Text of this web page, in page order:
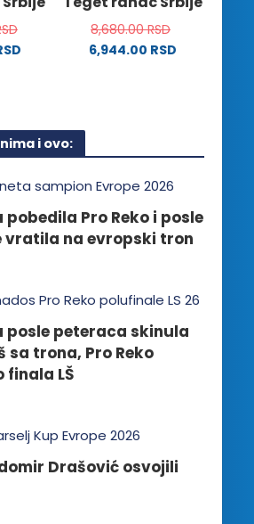
proizvoda.
8,680.00RSD
6,944.00 RSD
i ovo:
Pro Reko i posle
vratila na evropski tron
posle peteraca skinula
sa trona, Pro Reko
finala LŠ
Drašović osvojili